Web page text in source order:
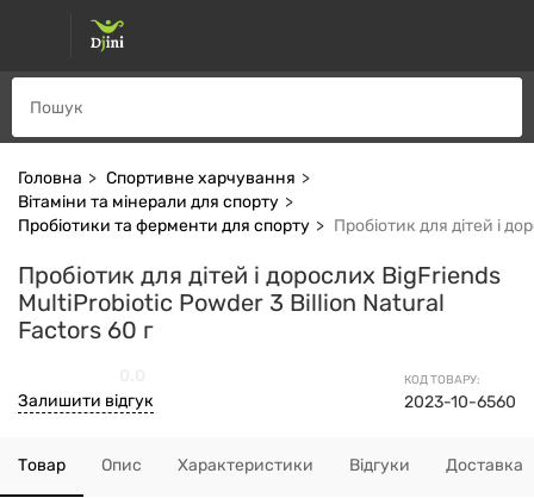
Головна
Спортивне харчування
Вітаміни та мінерали для спорту
Пробіотики та ферменти для спорту
Пробіотик для дітей і
Пробіотик для дітей і дорослих BigFriends
MultiProbiotic Powder 3 Billion Natural
Factors 60 г
КОД ТОВАРУ:
2023-10-6560
Залишити відгук
Товар Опис Характеристики Відгуки Доставка